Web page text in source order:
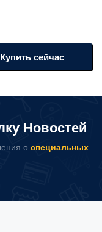
Купить сейчас
Новостей
о специальных